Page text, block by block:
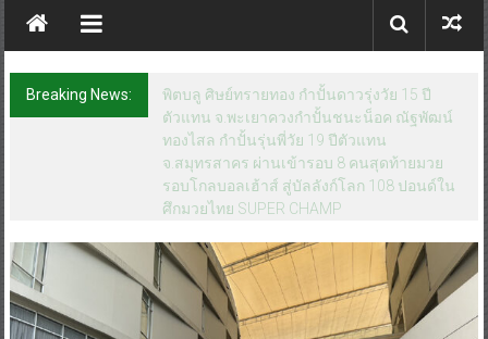
Breaking News:
พิตบลู ศิษย์ทรายทอง กำปั้นดาวรุ่งวัย 15 ปี
ตัวแทน จ.พะเยาควงกำปั้นชนะน็อค ณัฐพัฒน์
ทองไสล กำปั้นรุ่นพี่วัย 19 ปีตัวแทน
จ.สมุทรสาคร ผ่านเข้ารอบ 8 คนสุดท้ายมวย
รอบโกลบอลเฮ้าส์ สู่บัลลังก์โลก 108 ปอนด์ใน
ศึกมวยไทย SUPER CHAMP